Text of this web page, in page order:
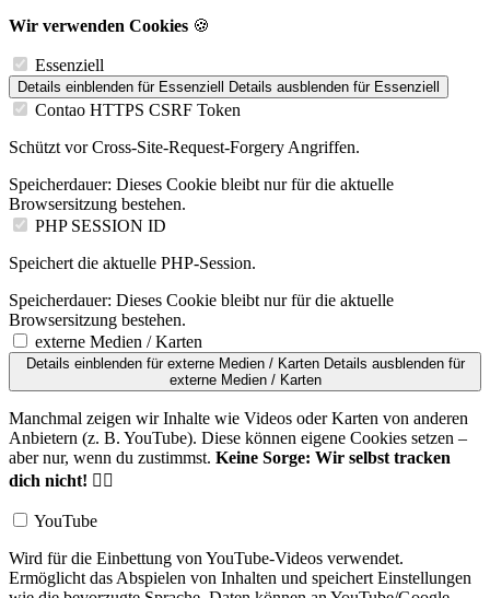
Wir verwenden Cookies 🍪
Essenziell
Details einblenden für Essenziell Details ausblenden für Essenziell
Contao HTTPS CSRF Token
Schützt vor Cross-Site-Request-Forgery Angriffen.
Speicherdauer: Dieses Cookie bleibt nur für die aktuelle
Browsersitzung bestehen.
PHP SESSION ID
Speichert die aktuelle PHP-Session.
Speicherdauer: Dieses Cookie bleibt nur für die aktuelle
Browsersitzung bestehen.
externe Medien / Karten
Details einblendenfür externe Medien / Karten Details ausblendenfür
externe Medien / Karten
Manchmal zeigen wir Inhalte wie Videos oder Karten von anderen
Anbietern (z. B. YouTube). Diese können eigene Cookies setzen –
aber nur, wenn du zustimmst. Keine Sorge: Wir selbst tracken
dich nicht! 🚵‍♂️
YouTube
Wird für die Einbettung von YouTube-Videos verwendet.
Ermöglicht das Abspielen von Inhalten und speichert Einstellungen